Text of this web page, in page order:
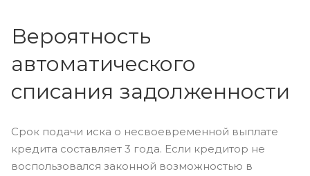
Вероятность
автоматического
списания задолженности
Срок подачи иска о несвоевременной выплате
кредита составляет 3 года. Если кредитор не
воспользовался законной возможностью в